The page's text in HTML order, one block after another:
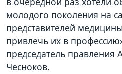
молодого поколения на
представителей
привлечь их в
председатель правления
Чесноков.